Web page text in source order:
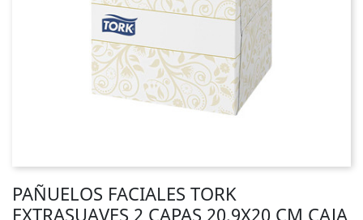
PAÑUELOS FACIALES TORK
EXTRASUAVES 2 CAPAS 20,9X20 CM CAJA